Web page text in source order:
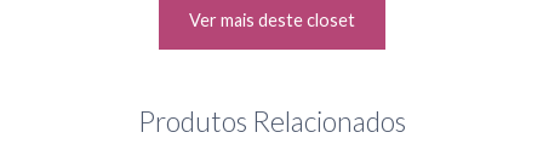
Ver mais deste closet
Produtos Relacionados